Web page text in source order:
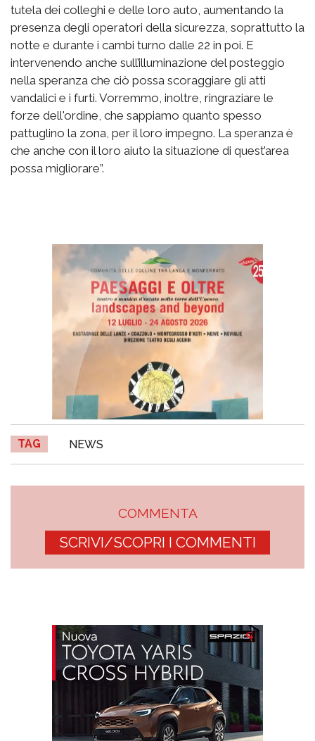
tutela dei colleghi e delle loro auto, aumentando la
presenza degli operatori della sicurezza, soprattutto la
notte e durante i cambi turno dalle 22 in poi. E
intervenendo anche sull’illuminazione del posteggio
nella speranza che ciò possa scoraggiare gli atti
vandalici e i furti. Vorremmo, inoltre, ringraziare le
forze dell'ordine, che sappiamo quanto spesso
pattuglino la zona, per il loro impegno. La speranza è
che anche con il loro aiuto la situazione di quest’area
possa migliorare”.
TAG NEWS
COMMENTA
SCRIVI/SCOPRI I COMMENTI